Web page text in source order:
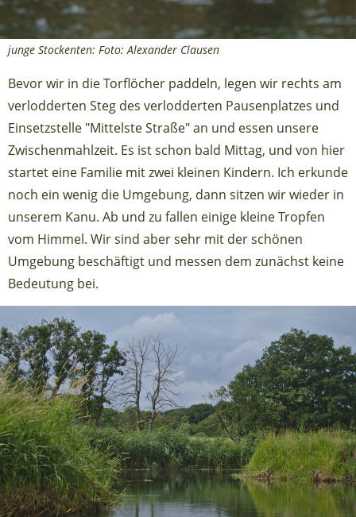
junge Stockenten: Foto: Alexander Clausen
Bevor wir in die Torflöcher paddeln, legen wir rechts am
verlodderten Steg des verlodderten Pausenplatzes und
Einsetzstelle "Mittelste Straße" an und essen unsere
Zwischenmahlzeit. Es ist schon bald Mittag, und von hier
startet eine Familie mit zwei kleinen Kindern. Ich erkunde
noch ein wenig die Umgebung, dann sitzen wir wieder in
unserem Kanu. Ab und zu fallen einige kleine Tropfen
vom Himmel. Wir sind aber sehr mit der schönen
Umgebung beschäftigt und messen dem zunächst keine
Bedeutung bei.